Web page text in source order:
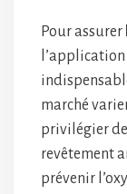
Pour assurer
l’application
marché
privilégier
revêtement
prévenir